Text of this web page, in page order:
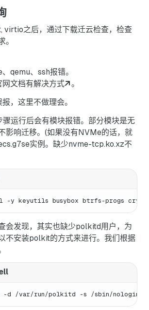
virtio之后，通过下载迁云检查，检查
。
qemu、ssh报错。
网文档有解决方式 。
，这里不做理会。
运行后会有模块报错。部分模块是无
影响迁移。(如果没有NVMe的话，就
实例。缺少nvme-tcp.ko.xz不
-y keyutils busybox btrfs-progs
会发现，其实也缺少polkitd用户，为
不安装polkit的方式来进行。我们根据
-d /var/run/polkitd -s /sbin/nologin -